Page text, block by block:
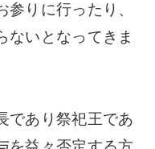
りに行ったり、
ないとなってきま
であり祭祀王であ